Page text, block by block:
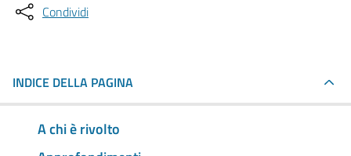
Condividi
INDICE DELLA PAGINA
A chi è rivolto